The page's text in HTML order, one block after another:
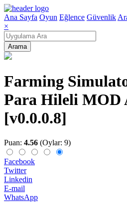
Ana Sayfa Oyun Eğlence Güvenlik
×
Arama
Farming
Para Hileli MOD
[v0.0.0.8]
Puan: 4.56 (Oylar: 9)
Facebook
Twitter
Linkedin
E-mail
WhatsApp